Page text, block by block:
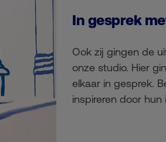
In gesprek
Ook zij gingen de
onze studio. Hier
elkaar in gesprek.
inspireren door hun